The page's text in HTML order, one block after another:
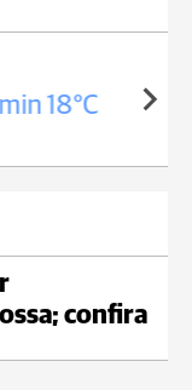
min 18°C
confira